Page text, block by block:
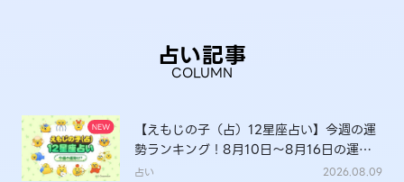
占い記事
COLUMN
【えもじの子（占）12星座占い】今週の運
勢ランキング！8月10日～8月16日の運勢
は？
占い 2026.08.09